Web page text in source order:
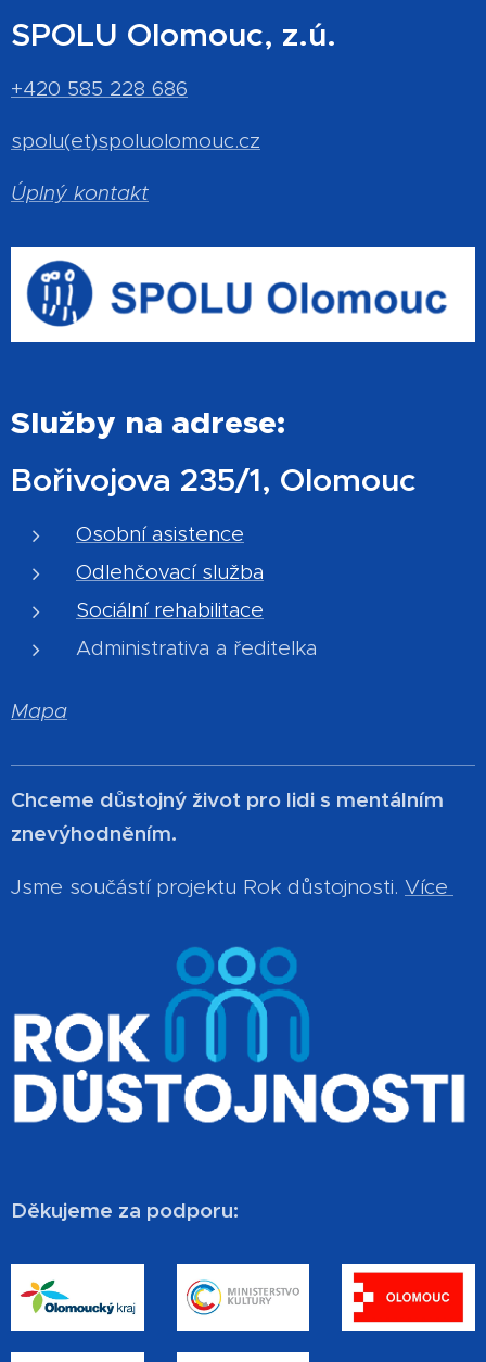
SPOLU Olomouc, z.ú.
+420 585 228 686
spolu(et)spoluolomouc.cz
Úplný kontakt
Služby na adrese:
Bořivojova 235/1, Olomouc
Osobní asistence
Odlehčovací služba
Sociální rehabilitace
Administrativa a ředitelka
Mapa
Chceme důstojný život pro lidi s mentálním
znevýhodněním.
Jsme součástí projektu Rok důstojnosti. Více
Děkujeme za podporu: